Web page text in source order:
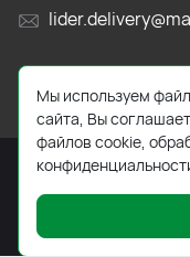
просп.
2026 © Все права
Мы используем
сайта, Вы
файлов cookie,